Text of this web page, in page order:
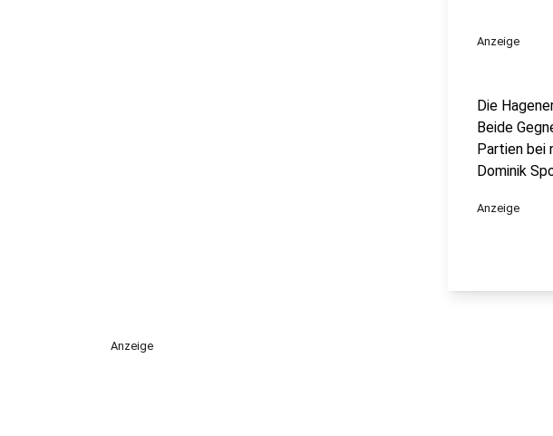
Anzeige
Die
Beide
Partien bei
Dominik
Anzeige
Anzeige